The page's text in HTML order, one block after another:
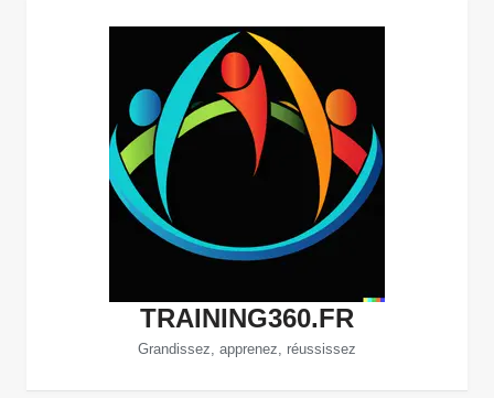
TRAINING360.FR
Grandissez, apprenez, réussissez